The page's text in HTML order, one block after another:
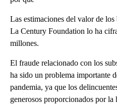
Las estimaciones del valor de
La Century Foundation lo ha
millones.
El fraude relacionado con los
ha sido un problema importante
pandemia, ya que los
generosos proporcionados por